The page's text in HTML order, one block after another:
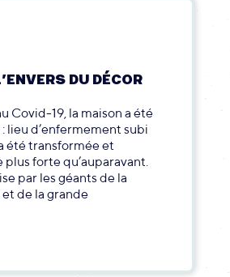
DU DÉCOR
Covid-19, la maison a été
lieu d’enfermement subi
été transformée et
forte qu’auparavant.
par les géants de la
de la grande